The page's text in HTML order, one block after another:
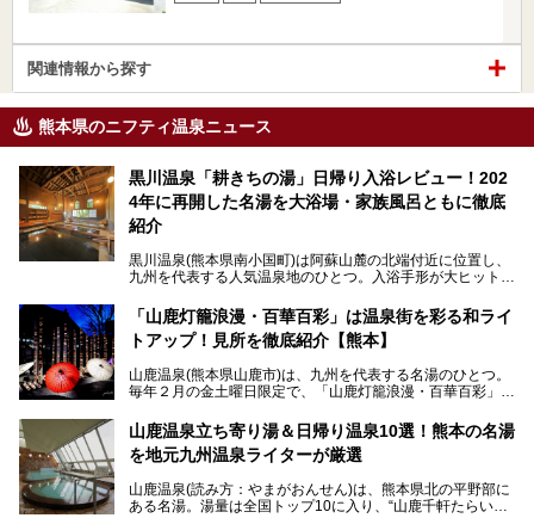
関連情報から探す
熊本県のニフティ温泉ニュース
黒川温泉「耕きちの湯」日帰り入浴レビュー！202
4年に再開した名湯を大浴場・家族風呂ともに徹底
紹介
黒川温泉(熊本県南小国町)は阿蘇山麓の北端付近に位置し、
九州を代表する人気温泉地のひとつ。入浴手形が大ヒット
す。
中でも「耕きち(こうきち)の湯」は露天風呂を持たないもの
り一度廃業しましたが、2024年10月に営業再開。数多くの
温泉ファンに注目される名湯です。
今回は再開した耕きちの湯を訪問し、全浴室(男女別大浴
「山鹿灯籠浪漫・百華百彩」は温泉街を彩る和ライ
トアップ！見所を徹底紹介【熊本】
山鹿温泉(熊本県山鹿市)は、九州を代表する名湯のひとつ。
毎年２月の金土曜日限定で、「山鹿灯籠浪漫・百華百彩」
ます。和傘や竹、ろうそくなどを用いて、和情緒たっぷりの
ライトアップが無料で楽しめます。
日、の合計8日間開催。今回は地元九州在住の筆者が、その
見所を徹底紹介。併せて、その他イベントや立ち寄り湯も併
山鹿温泉立ち寄り湯＆日帰り温泉10選！熊本の名湯
を地元九州温泉ライターが厳選
山鹿温泉(読み方：やまがおんせん)は、熊本県北の平野部に
ある名湯。湯量は全国トップ10に入り、“山鹿千軒たらいな